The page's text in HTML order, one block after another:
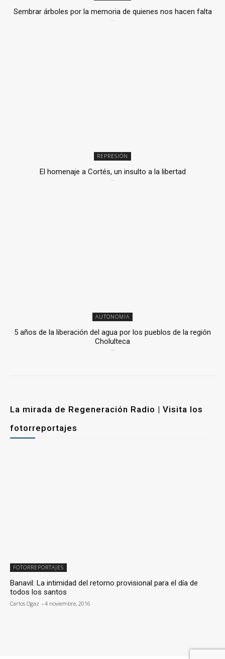
Sembrar árboles por la memoria de quienes nos hacen falta
REPRESIÓN
El homenaje a Cortés, un insulto a la libertad
AUTONOMÍA
5 años de la liberación del agua por los pueblos de la región
Cholulteca
La mirada de Regeneración Radio | Visita los
fotorreportajes
FOTORREPORTAJES
Banavil: La intimidad del retorno provisional para el día de
todos los santos
Carlos Ogaz - 4 noviembre, 2016